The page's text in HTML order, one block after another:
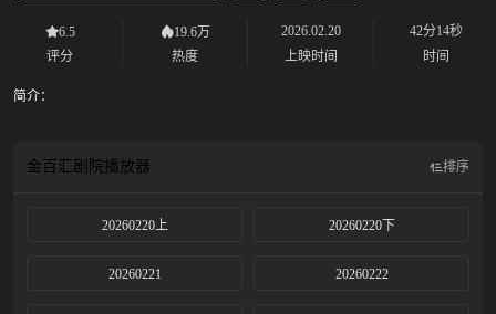
6.5
评分
19.6万
热度
2026.02.20
上映时间
42分14秒
时间
简介：
金百汇剧院播放器 排序
20260220上 20260220下
20260221 20260222